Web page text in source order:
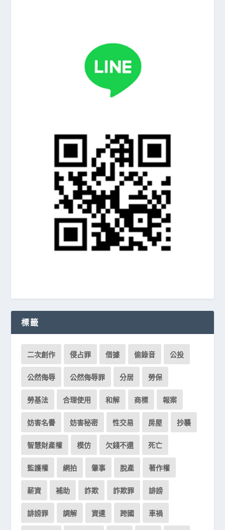
標籤
二次創作 侵占罪 借據 偷錄音 公投
公然侮辱 公然侮辱罪 分居 勞保
勞基法 合理使用 和解 商標 報案
妨害名譽 妨害秘密 性交易 房屋 抄襲
智慧財產權 模仿 欠錢不還 死亡
監護權 網拍 肇事 脫產 著作權
薪資 補助 詐欺 詐欺罪 誹謗
誹謗罪 調解 資遣 跨國 車禍